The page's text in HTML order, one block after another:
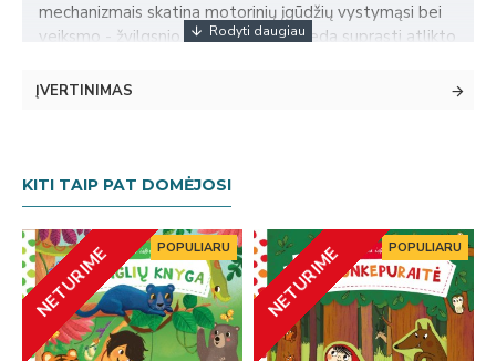
mechanizmais skatina motorinių įgūdžių vystymąsi bei
veiksmo - žvilgsnio koordinaciją, padeda suprasti atlikto
1-3 metų vaikams
Iliustravo Natascha Rosenberg
Kalba: Lietuvių
Leidėjas: „Skaitau nuo gimimo“
Kitos serijos „Pirmosios istorijos“ knygos vaikams:
„Raudonkepuraitė“, „Džiunglių knyga“
ĮVERTINIMAS
KITI TAIP PAT DOMĖJOSI
POPULIARU
NETURIME POPULIARU
NETURIME